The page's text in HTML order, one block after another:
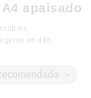
apaisado
en 48h